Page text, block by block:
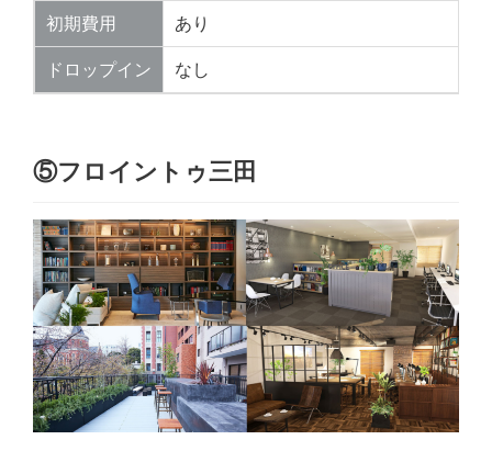
初期費用 あり
ドロップイン なし
⑤フロイントゥ三田